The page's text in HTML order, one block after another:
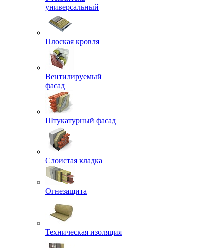
универсальный
Плоская кровля
Вентилируемый
фасад
Штукатурный фасад
Слоистая кладка
Огнезащита
Техническая изоляция